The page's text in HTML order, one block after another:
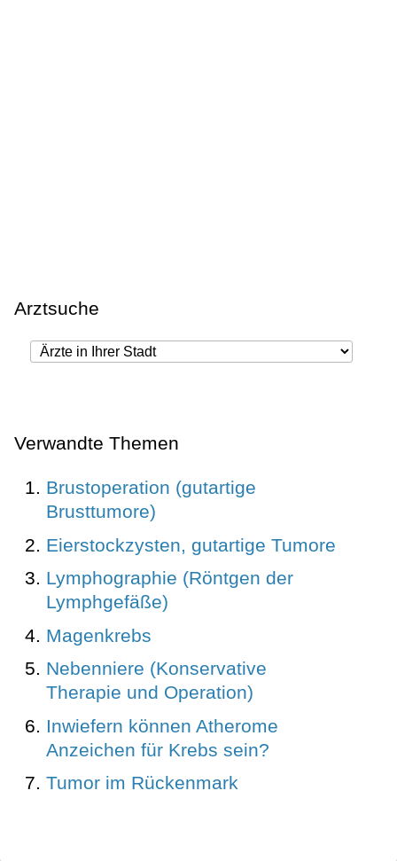
Arztsuche
Verwandte Themen
Brustoperation (gutartige
Brusttumore)
Eierstockzysten, gutartige Tumore
Lymphographie (Röntgen der
Lymphgefäße)
Magenkrebs
Nebenniere (Konservative
Therapie und Operation)
Inwiefern können Atherome
Anzeichen für Krebs sein?
Tumor im Rückenmark